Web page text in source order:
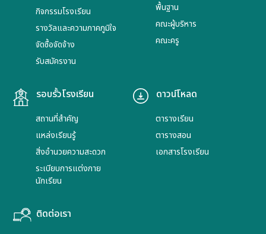
กิจกรรมโรงเรียน
รางวัลและความภาคภูมิใจ
จัดซื้อจัดจ้าง
รับสมัครงาน
พื้นฐาน
คณะผู้บริหาร
คณะครู
รอบรั้วโรงเรียน
สถานที่สำคัญ
แหล่งเรียนรู้
สิ่งอำนวยความสะดวก
ระเบียบการแต่งกาย
นักเรียน
ดาวน์โหลด
ตารางเรียน
ตารางสอน
เอกสารโรงเรียน
ติดต่อเรา